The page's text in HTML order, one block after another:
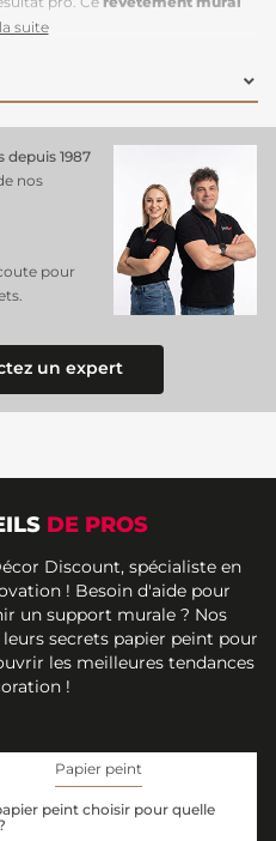
des forêts, créant une
évoquent l'exotisme et
unetouche d’évasion à
N'attendez plus pour inviter
suite
depuis 1987
nos
pour
un expert
DE PROS
Discount, spécialiste en
! Besoin d'aide pour
un support murale ? Nos
secrets papier peint pour
les meilleures tendances
!
Papier peint
peint choisir pour quelle